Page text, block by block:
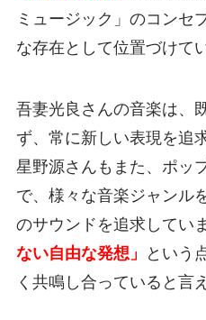
ミュージック」のコンセ
な存在として位置づけて
吾妻光良さんの音楽は、
ず、常に新しい表現を追
星野源さんもまた、ポッ
で、様々な音楽ジャンル
のサウンドを追求してい
ない自由な発想」
という
く共鳴し合っていると言